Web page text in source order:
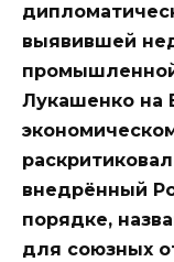
выявившей
Лукашенко на
внедрённый
порядке,
для союзных